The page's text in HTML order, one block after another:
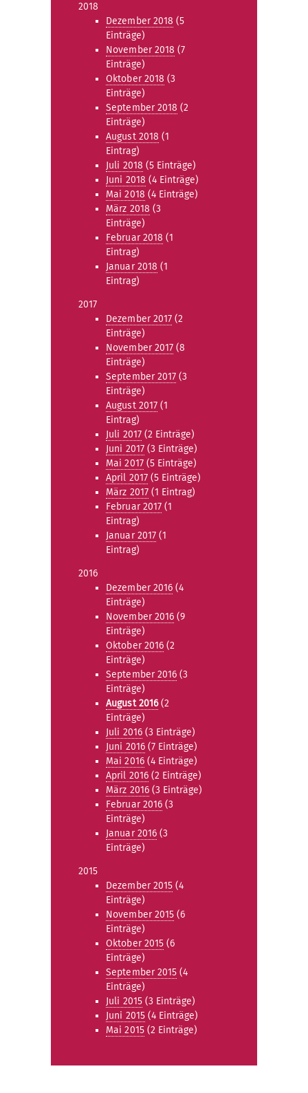
2018
Dezember 2018 (5
Einträge)
November 2018 (7
Einträge)
Oktober 2018 (3
Einträge)
September 2018 (2
Einträge)
August 2018 (1
Eintrag)
Juli 2018 (5 Einträge)
Juni 2018 (4 Einträge)
Mai 2018 (4 Einträge)
März 2018 (3
Einträge)
Februar 2018 (1
Eintrag)
Januar 2018 (1
Eintrag)
2017
Dezember 2017 (2
Einträge)
November 2017 (8
Einträge)
September 2017 (3
Einträge)
August 2017 (1
Eintrag)
Juli 2017(2 Einträge)
Juni 2017(3 Einträge)
Mai 2017(5 Einträge)
April 2017 (5 Einträge)
März 2017(1 Eintrag)
Februar 2017 (1
Eintrag)
Januar 2017 (1
Eintrag)
2016
Dezember 2016 (4
Einträge)
November 2016 (9
Einträge)
Oktober 2016 (2
Einträge)
September 2016 (3
Einträge)
August 2016(2
Einträge)
Juli 2016(3 Einträge)
Juni 2016(7 Einträge)
Mai 2016(4 Einträge)
April 2016 (2 Einträge)
März 2016(3 Einträge)
Februar 2016 (3
Einträge)
Januar 2016 (3
Einträge)
2015
Dezember 2015 (4
Einträge)
November 2015 (6
Einträge)
Oktober 2015 (6
Einträge)
September 2015 (4
Einträge)
Juli 2015(3 Einträge)
Juni 2015(4 Einträge)
Mai 2015(2 Einträge)